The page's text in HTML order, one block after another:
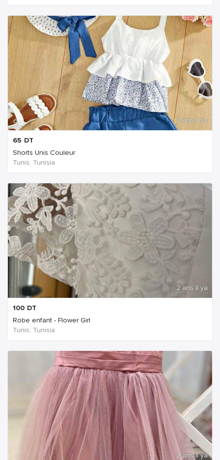
2 ans Il ya
65 DT
Shorts Unis Couleur
Tunis, Tunisia
2 ans Il ya
100 DT
Robe enfant - Flower Girl
Tunis, Tunisia
2 ans Il ya